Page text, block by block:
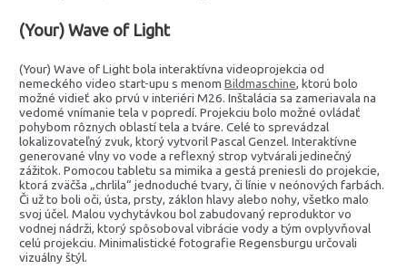
(Your) Wave of Light
(Your) Wave of Light bola interaktívna videoprojekcia od
nemeckého video start-upu s menomBildmaschine, ktorú bolo
možné vidieť ako prvú v interiéri M26. Inštalácia sa zameriavala na
vedomé vnímanie tela v popredí. Projekciu bolo možné ovládať
pohybom rôznych oblastí tela a tváre. Celé to sprevádzal
lokalizovateľný zvuk, ktorý vytvoril Pascal Genzel. Interaktívne
generované vlny vo vode a reflexný strop vytvárali jedinečný
zážitok. Pomocou tabletu sa mimika a gestá preniesli do projekcie,
ktorá zväčša „chrlila“ jednoduché tvary, či línie v neónových farbách.
Či už to boli oči, ústa, prsty, záklon hlavy alebo nohy, všetko malo
svoj účel. Malou vychytávkou bol zabudovaný reproduktor vo
vodnej nádrži, ktorý spôsoboval vibrácie vody a tým ovplyvňoval
celú projekciu. Minimalistické fotografie Regensburgu určovali
vizuálny štýl.